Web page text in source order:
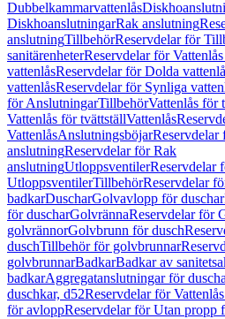
Dubbelkammarvattenlås
DiskhoanslutningarRak anslutning
anslutningTillbehörReservdelar för
sanitärenheterReservdelar för
vattenlåsReservdelar för Dolda
vattenlåsReservdelar för Synliga
för AnslutningarTillbehörVattenlås för
Vattenlås för tvättställVattenlås
VattenlåsAnslutningsböjarReservdelar
anslutningReservdelar för Rak
anslutningUtloppsventilerReservdelar
UtloppsventilerTillbehörReservdelar
badkarDuscharGolvavlopp för duschar
för duscharGolvrännaReservdelar för
golvrännorGolvbrunn för dusch
duschTillbehör för golvbrunnar
golvbrunnarBadkarBadkar av
badkarAggregatanslutningar för
duschkar, d52Reservdelar för
för avloppReservdelar för Utan propp